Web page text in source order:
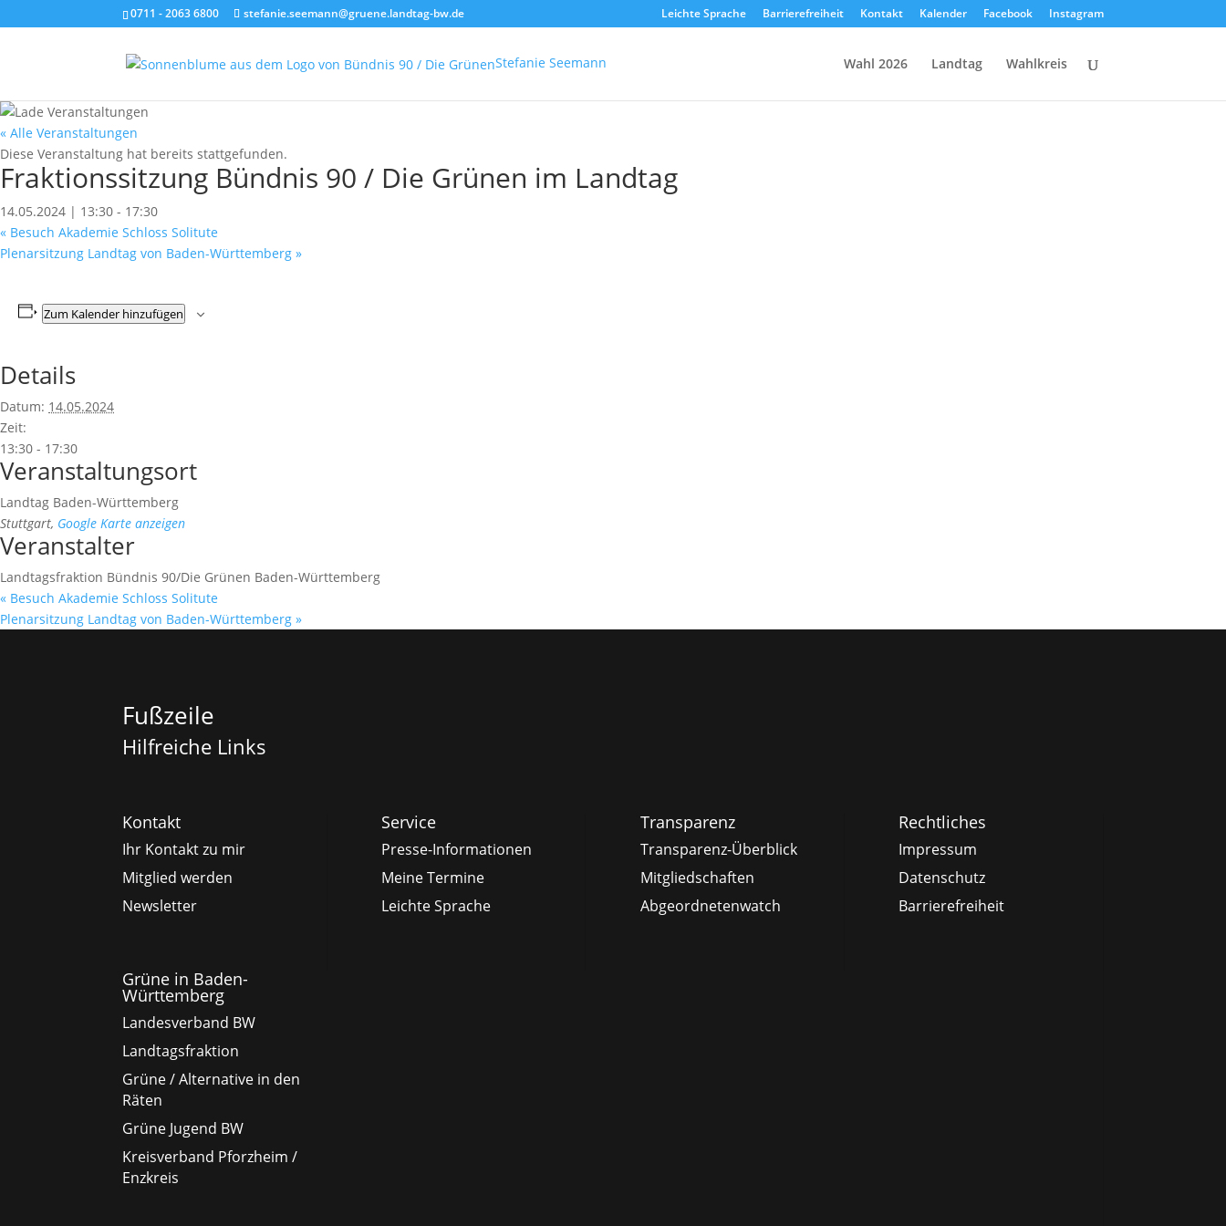
0711 - 2063 6800 stefanie.seemann@gruene.landtag-bw.de Leichte Sprache Barrierefreiheit Kontakt Kalender Facebook Instagram
Stefanie Seemann Wahl 2026 Landtag Wahlkreis
« Alle Veranstaltungen
Diese Veranstaltung hat bereits stattgefunden.
Fraktionssitzung Bündnis 90 / Die Grünen im Landtag
14.05.2024 | 13:30 - 17:30
« Besuch Akademie Schloss Solitute
Plenarsitzung Landtag von Baden-Württemberg »
Zum Kalender hinzufügen
Details
Datum: 14.05.2024
Zeit:
13:30 - 17:30
Veranstaltungsort
Landtag Baden-Württemberg
Stuttgart, Google Karte anzeigen
Veranstalter
Landtagsfraktion Bündnis 90/Die Grünen Baden-Württemberg
« Besuch Akademie Schloss Solitute
Plenarsitzung Landtag von Baden-Württemberg »
Fußzeile
Hilfreiche Links
Kontakt
Ihr Kontakt zu mir
Mitglied werden
Newsletter
Service
Presse-Informationen
Meine Termine
Leichte Sprache
Transparenz
Transparenz-Überblick
Mitgliedschaften
Abgeordnetenwatch
Rechtliches
Impressum
Datenschutz
Barrierefreiheit
Grüne in Baden-
Württemberg
Landesverband BW
Landtagsfraktion
Grüne / Alternative in den
Räten
Grüne Jugend BW
Kreisverband Pforzheim /
Enzkreis